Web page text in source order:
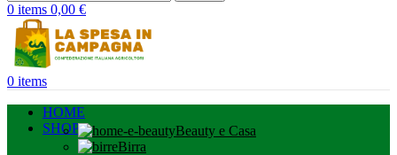
0 items 0,00 €
0 items
HOME
SHOP
Beauty e Casa
Birra